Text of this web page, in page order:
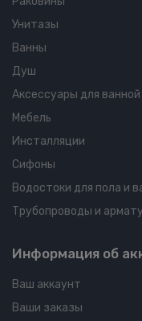
Унитазы
Ванны
Душ
Аксессуары для
Мебель
Инсталляции
Сифоны
Водостоки для пола и
Трубопроводы и
Информация об
Ваш аккаунт
Ваши заказы